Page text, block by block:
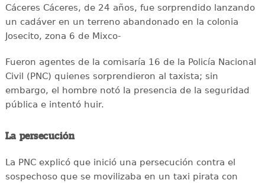
Cáceres Cáceres, de 24 años, fue sorprendido lanzando
un cadáver en un terreno abandonado en la colonia
Josecito, zona 6 de Mixco-
Fueron agentes de la comisaría 16 de la Policía Nacional
Civil (PNC) quienes sorprendieron al taxista; sin
embargo, el hombre notó la presencia de la seguridad
pública e intentó huir.
La persecución
La PNC explicó que inició una persecución contra el
sospechoso que se movilizaba en un taxi pirata con